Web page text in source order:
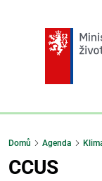
Domů Agenda
CCUS